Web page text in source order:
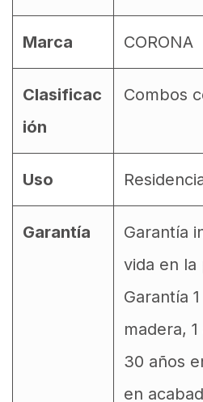
Marca CORONA
Clasificac
ión
Combos
Uso
Garantía
Garantía
vida en la
Garantía
madera,
30 años
en